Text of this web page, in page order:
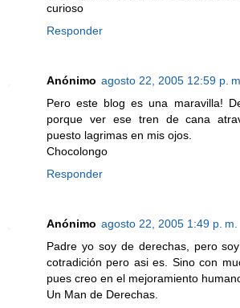
curioso
Responder
Anónimo agosto 22, 2005 12:59 p. m.
Pero este blog es una maravilla!
porque ver ese tren de cana
puesto lagrimas en mis ojos.
Chocolongo
Responder
Anónimo agosto 22, 2005 1:49 p. m.
Padre yo soy de derechas, pero
cotradición pero asi es. Sino con
pues creo en el mejoramiento
Un Man de Derechas.